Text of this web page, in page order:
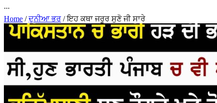
...
Home / ਦੁਨੀਆ ਭਰ / ਇਹ ਕਥਾ ਜਰੂਰ ਸੁਣੋ ਜੀ ਸਾਰੇ